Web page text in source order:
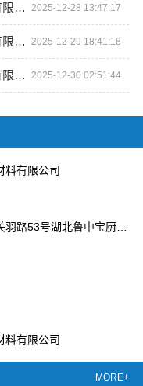
料有限公司
料有限公司
MORE+
湖北百年米莱空间美学装饰材料有限公司：工厂探秘 2025-12-28 13:47:17
湖北百年米莱空间美学装饰材料有限公司之工厂印象 2025-12-29 18:41:18
湖北百年米莱空间美学装饰材料有限公司 开启空间美学工厂新篇 2025-12-30 02:51:44